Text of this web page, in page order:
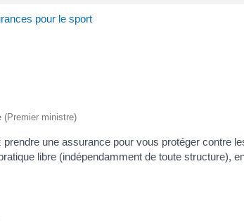
pour le sport
(Premier ministre)
une assurance pour vous protéger contre
libre (indépendamment de toute structure),